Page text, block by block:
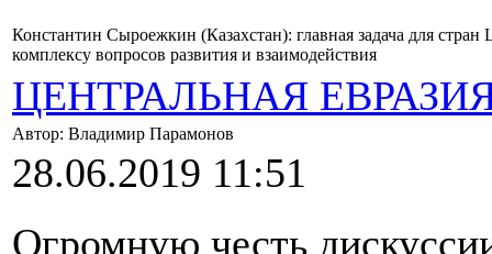
Константин Сыроежкин (Казахстан): главная задача для
комплексу вопросов развития и взаимодействия
ЦЕНТРАЛЬНАЯ
Автор: Владимир Парамонов
28.06.2019 11:51
Огромную честь